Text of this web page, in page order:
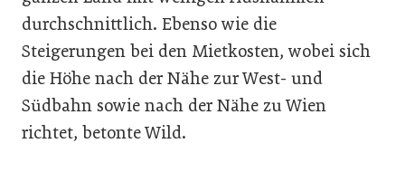
durchschnittlich. Ebenso wie die
Steigerungen bei den Mietkosten, wobei sich
die Höhe nach der Nähe zur West- und
Südbahn sowie nach der Nähe zu Wien
richtet, betonte Wild.